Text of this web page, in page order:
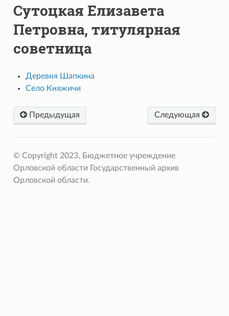
Сутоцкая Елизавета
Петровна, титулярная
советница
Деревня Шапкина
Село Княжичи
Предыдущая Следующая
© Copyright 2023, Бюджетное учреждение
Орловской области Государственный архив
Орловской области.